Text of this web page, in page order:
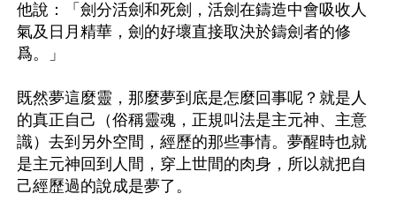
他說：「劍分活劍和死劍，活劍在鑄造中會吸收人
氣及日月精華，劍的好壞直接取決於鑄劍者的修
爲。」
既然夢這麼靈，那麼夢到底是怎麼回事呢？就是人
的真正自己（俗稱靈魂，正規叫法是主元神、主意
識）去到另外空間，經歷的那些事情。夢醒時也就
是主元神回到人間，穿上世間的肉身，所以就把自
己經歷過的說成是夢了。